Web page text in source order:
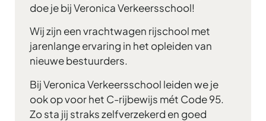
doe je bij Veronica Verkeersschool!
Wij zijn een vrachtwagen rijschool met
jarenlange ervaring in het opleiden van
nieuwe bestuurders.
Bij Veronica Verkeersschool leiden we je
ook op voor het C-rijbewijs mét Code 95.
Zo sta jij straks zelfverzekerd en goed